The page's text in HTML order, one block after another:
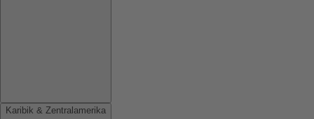
Karibik & Zentralamerika